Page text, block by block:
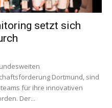
setzt sich
Dortmund, sind
für ihre innovativen
Der...